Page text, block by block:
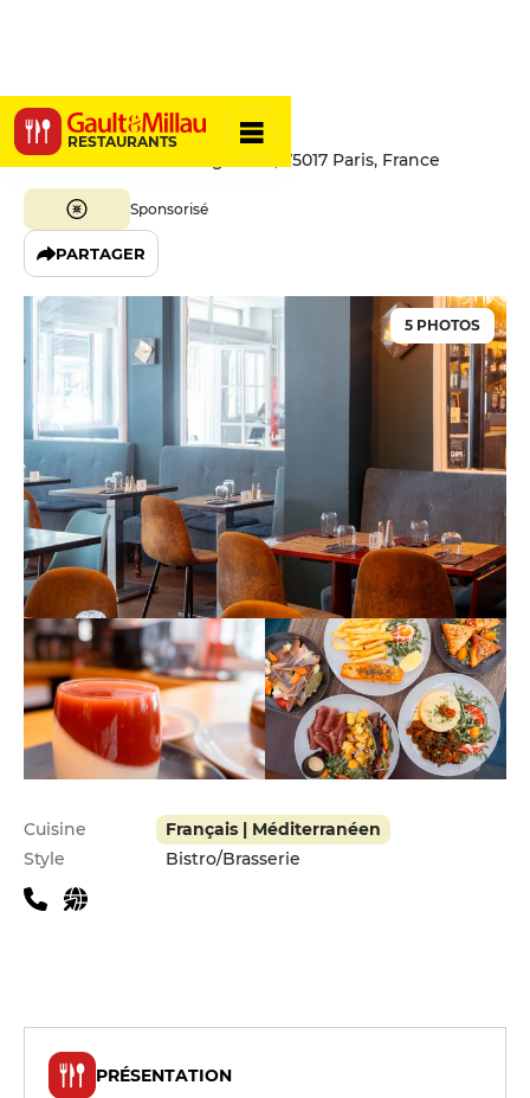
RESTAURANTS
La Bastide
94 Boulevard des Batignolles, 75017 Paris, France
Sponsorisé
PARTAGER
5 PHOTOS
Infos pratiques
Cuisine
Français | Méditerranéen
Style
Bistro/Brasserie
PRÉSENTATION